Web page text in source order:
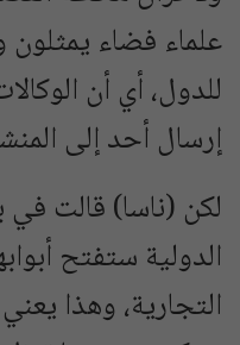
علماء فضاء يمثلون
للدول، أي أن
إرسال أحد إلى
لكن (ناسا) قالت في
الدولية ستفتح
التجارية، وهذا